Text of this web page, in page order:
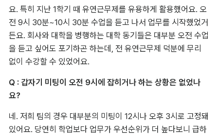
요. 특히 지난 1학기 때 유연근무제를 유용하게 활용했어요. 오
전 9시 30분~10시 30분 수업을 듣고 나서 업무를 시작했었거
든요. 회사와 대학을 병행하는 대학 동기들은 대부분 오전 수업
을 듣고 싶어도 포기하곤 하는데, 전 유연근무제 덕분에 무리
없이 수강할 수 있었어요.
Q : 갑자기 미팅이 오전 9시에 잡히거나 하는 상황은 없었나
요?
네. 저희 팀의 경우 대부분의 미팅이 12시나 오후 3시로 고정돼
있어요. 당연히 학업보다 업무가 우선순위가 더 높다보니 급하